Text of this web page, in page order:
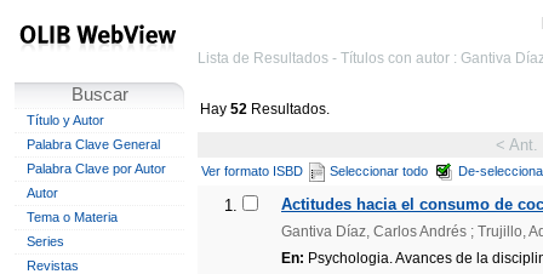
Buscar
Título y Autor
Palabra Clave General
Palabra Clave por Autor
Autor
Tema o Materia
Series
Revistas
Lista de Resultados - Títulos con autor : Gantiva
Hay 52 Resultados.
< Ant.
Ver formato ISBD Seleccionar todo De-
1. Actitudes hacia el consumo de
Gantiva Díaz, Carlos Andrés ; Trujillo,
En: Psychologia. Avances de la